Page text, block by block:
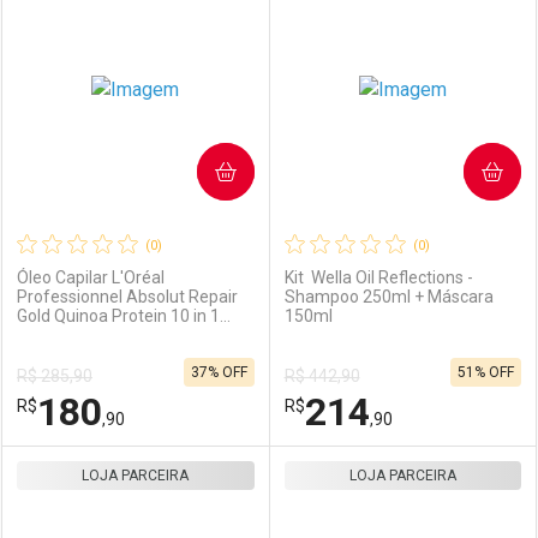
Comprar sem Desconto
Por R$ 95,90/cada
Comprar sem Desconto
Por R$ 95,90/cada
Comprar sem Desconto
Por R$ 409,90/cada
Comprar sem Desconto
Por R$ 409,90/cada
(0)
Óleo Capilar L'Oréal
Professionnel Absolut Repair
Gold Quinoa Protein 10 in 1
R$ 285,90
R$180,90
37% OFF
COMPRAR
(0)
Kit Wella Oil Reflections -
Shampoo 250ml + Máscara
150ml
R$ 442,90
R$214,90
51% OFF
COMPRAR
LOJA PARCEIRA LOJA PARCEIRA